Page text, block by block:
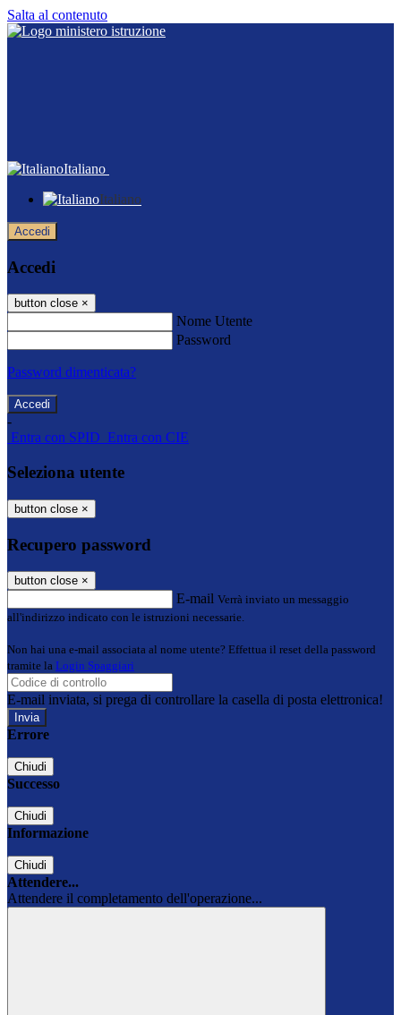
Salta al contenuto
Italiano
Italiano
Accedi
Accedi
button close ×
Nome Utente
Password
Password dimenticata?
-
Entra con SPID Entra con CIE
Seleziona utente
button close ×
Recupero password
button close ×
E-mail Verrà inviato un messaggio
all'indirizzo indicato con le istruzioni necessarie.
Non hai una e-mail associata al nome utente? Effettua il reset della password
tramite la Login Spaggiari
E-mail inviata, si prega di controllare la casella di posta elettronica!
Errore
Chiudi
Successo
Chiudi
Informazione
Chiudi
Attendere...
Attendere il completamento dell'operazione...